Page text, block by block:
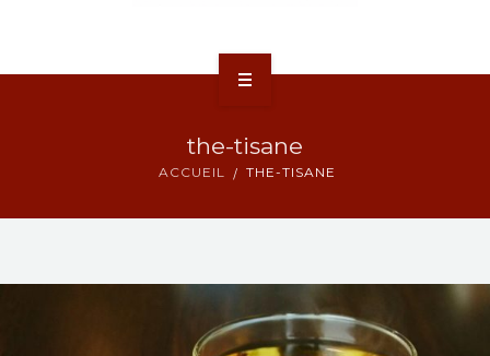
the-tisane
ACCUEIL THE-TISANE